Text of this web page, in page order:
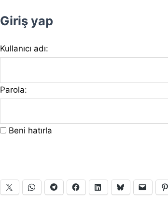
Giriş yap
Kullanıcı adı:
Parola:
Beni hatırla